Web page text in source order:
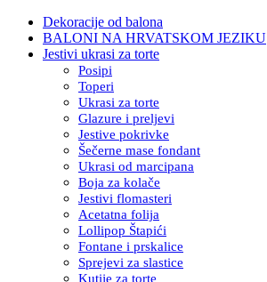
Dekoracije od balona
BALONI NA HRVATSKOM JEZIKU
Jestivi ukrasi za torte
Posipi
Toperi
Ukrasi za torte
Glazure i preljevi
Jestive pokrivke
Šečerne mase fondant
Ukrasi od marcipana
Boja za kolače
Jestivi flomasteri
Acetatna folija
Lollipop Štapići
Fontane i prskalice
Sprejevi za slastice
Kutije za torte